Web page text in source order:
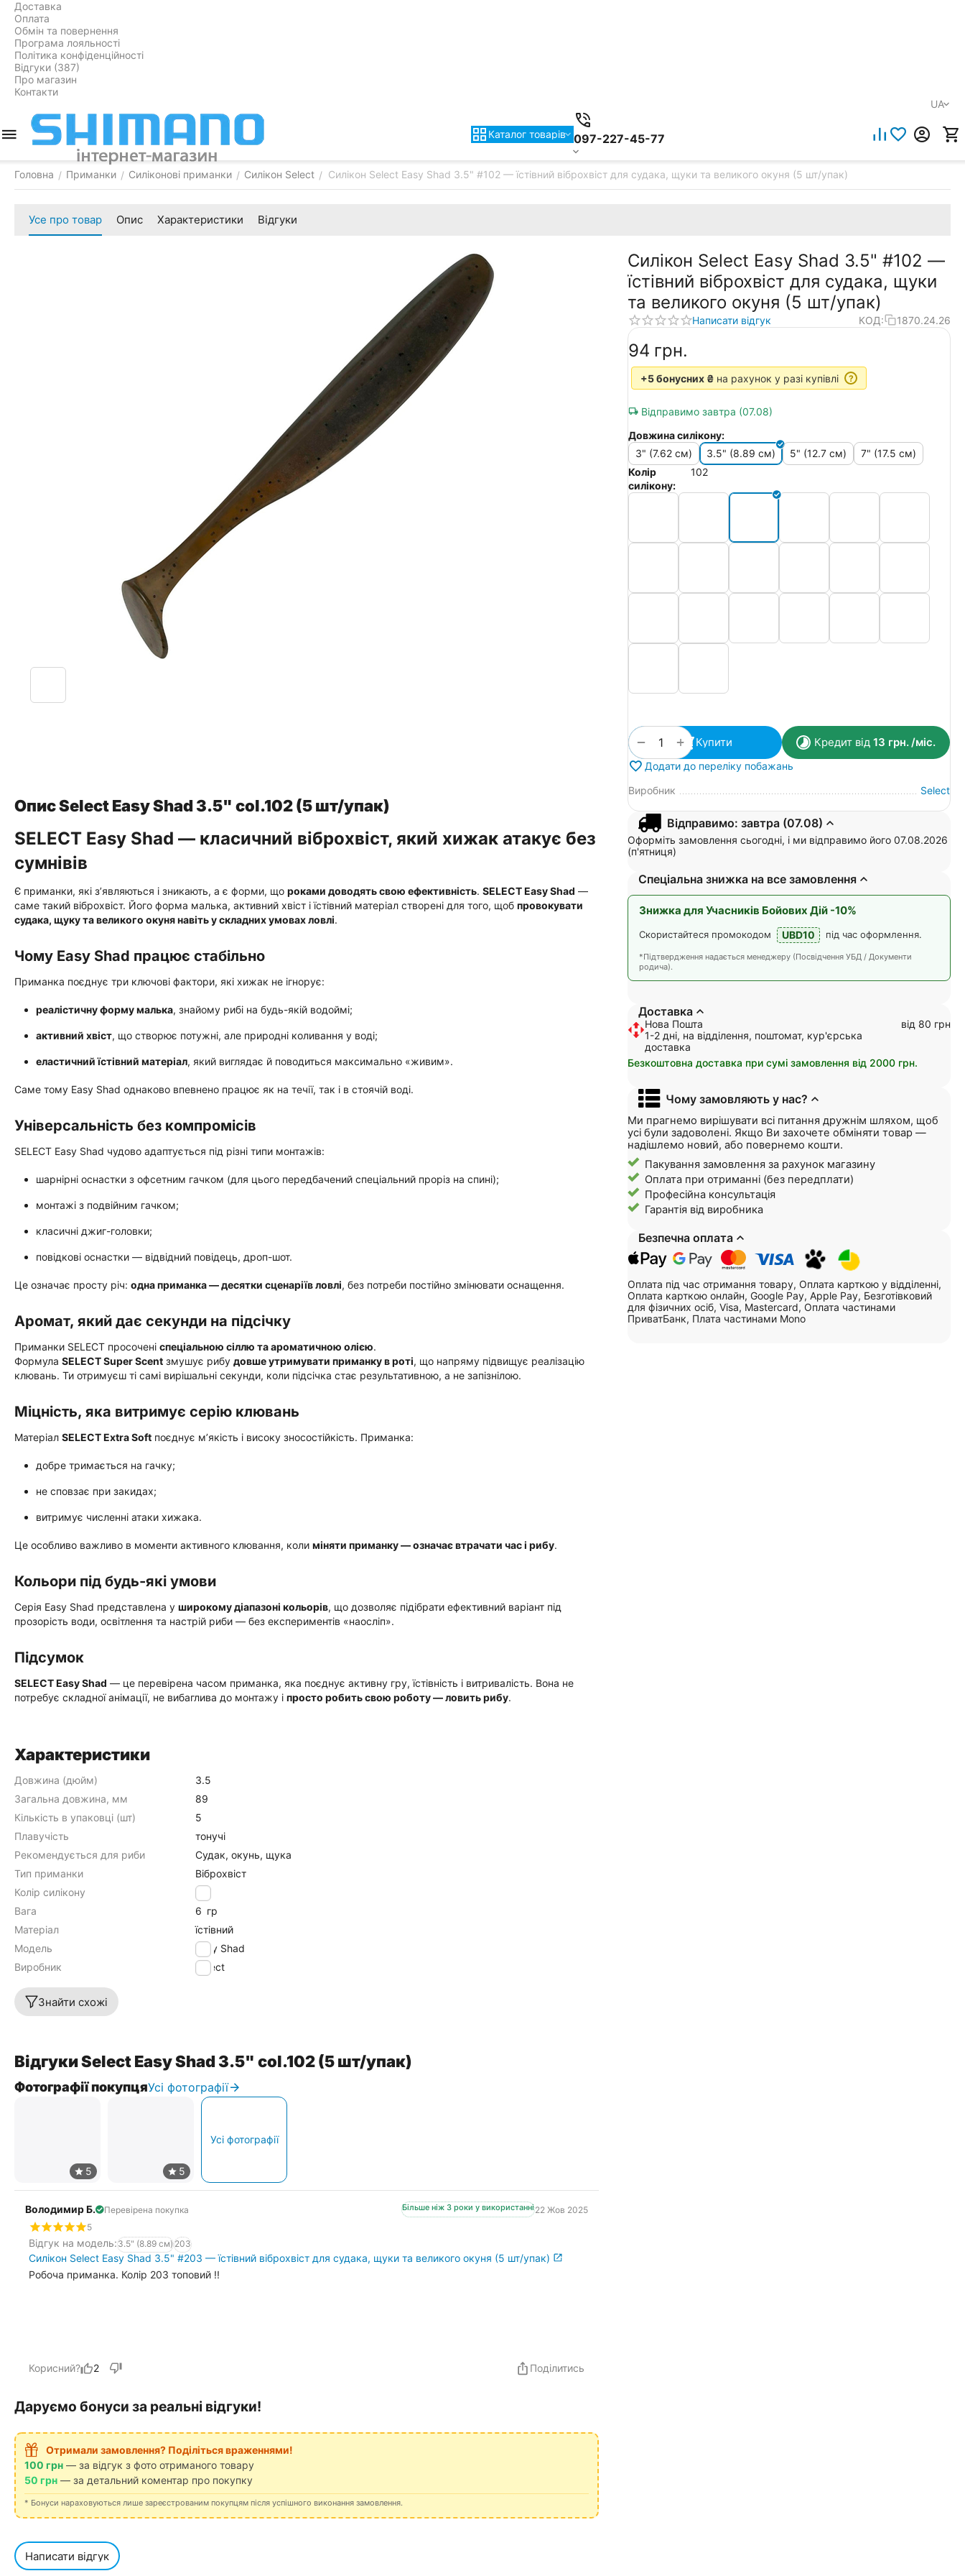
Доставка
Оплата
Обмін та повернення
Програма лояльності
Політика конфіденційності
Відгуки (387)
Про магазин
Контакти
UA
Каталог товарiв 097-227-45-77
Головна / Приманки / Силіконові приманки / Силікон Select / Силікон Select Easy Shad 3.5" #102 — їстівний віброхвіст для судака, щуки та великого окуня (5 шт/упак)
Усе про товар Опис Характеристики Відгуки
Силікон Select Easy Shad 3.5" #102 —
їстівний віброхвіст для судака, щуки
та великого окуня (5 шт/упак)
Написати відгук КОД: 1870.24.26
‍94‍ грн.
+5 бонусних ₴ на рахунок у разі купівлі ?
Відправимо завтра (07.08)
Довжина силікону:
3" (7.62 см)
3.5" (8.89 см) 5" (12.7 см)
7" (17.5 см)
Колір
силікону:
102
+
− Купити Кредит від 13 грн./міс.
Додати до переліку побажань
Виробник
Select
Відправимо: завтра (07.08)
Оформіть замовлення сьогодні, і ми відправимо його 07.08.2026
(п'ятниця)
Спеціальна знижка на все замовлення
Знижка для Учасників Бойових Дій -10%
Скористайтеся промокодом UBD10 під час оформлення.
*Підтвердження надається менеджеру (Посвідчення УБД / Документи
родича).
Доставка
Нова Пошта
1-2 дні, на відділення, поштомат, кур'єрська
доставка
від 80 грн
Безкоштовна доставка при сумі замовлення від 2000 грн.
Чому замовляють у нас?
Ми прагнемо вирішувати всі питання дружнім шляхом, щоб
усі були задоволені. Якщо Ви захочете обміняти товар —
надішлемо новий, або повернемо кошти.
Пакування замовлення за рахунок магазину
Оплата при отриманні (без передплати)
Професійна консультація
Гарантія від виробника
Безпечна оплата
Оплата під час отримання товару, Оплата карткою у відділенні,
Оплата карткою онлайн, Google Pay, Apple Pay, Безготівковий
для фізичних осіб, Visa, Mastercard, Оплата частинами
ПриватБанк, Плата частинами Mono
Опис Select Easy Shad 3.5" col.102 (5 шт/упак)
SELECT Easy Shad — класичний віброхвіст, який хижак атакує без
сумнівів
Є приманки, які з’являються і зникають, а є форми, що роками доводять свою ефективність. SELECT Easy Shad —
саме такий віброхвіст. Його форма малька, активний хвіст і їстівний матеріал створені для того, щоб провокувати
судака, щуку та великого окуня навіть у складних умовах ловлі.
Чому Easy Shad працює стабільно
Приманка поєднує три ключові фактори, які хижак не ігнорує:
реалістичну форму малька, знайому рибі на будь-якій водоймі;
активний хвіст, що створює потужні, але природні коливання у воді;
еластичний їстівний матеріал, який виглядає й поводиться максимально «живим».
Саме тому Easy Shad однаково впевнено працює як на течії, так і в стоячій воді.
Універсальність без компромісів
SELECT Easy Shad чудово адаптується під різні типи монтажів:
шарнірні оснастки з офсетним гачком (для цього передбачений спеціальний проріз на спині);
монтажі з подвійним гачком;
класичні джиг-головки;
повідкові оснастки — відвідний повідець, дроп-шот.
Це означає просту річ: одна приманка — десятки сценаріїв ловлі, без потреби постійно змінювати оснащення.
Аромат, який дає секунди на підсічку
Приманки SELECT просочені спеціальною сіллю та ароматичною олією.
Формула SELECT Super Scent змушує рибу довше утримувати приманку в роті, що напряму підвищує реалізацію
клювань. Ти отримуєш ті самі вирішальні секунди, коли підсічка стає результативною, а не запізнілою.
Міцність, яка витримує серію клювань
Матеріал SELECT Extra Soft поєднує м’якість і високу зносостійкість. Приманка:
добре тримається на гачку;
не сповзає при закидах;
витримує численні атаки хижака.
Це особливо важливо в моменти активного клювання, коли міняти приманку — означає втрачати час і рибу.
Кольори під будь-які умови
Серія Easy Shad представлена у широкому діапазоні кольорів, що дозволяє підібрати ефективний варіант під
прозорість води, освітлення та настрій риби — без експериментів «наосліп».
Підсумок
SELECT Easy Shad — це перевірена часом приманка, яка поєднує активну гру, їстівність і витривалість. Вона не
потребує складної анімації, не вибаглива до монтажу і просто робить свою роботу — ловить рибу.
Характеристики
Довжина (дюйм)
3.5
Загальна довжина, мм
89
Кількість в упаковці (шт)
5
Плавучість
тонучі
Рекомендується для риби
Судак, окунь, щука
Тип приманки
Віброхвіст
Колір силікону
102
Вага
6 гр
Матеріал
їстівний
Модель
Easy Shad
Виробник
Select
Знайти схожі
Відгуки Select Easy Shad 3.5" col.102 (5 шт/упак)
Фотографії покупцяУсі фотографії
Усі фотографії
Володимир Б. Перевірена покупка Більше ніж 3 роки у використанні22 Жов 2025
5
Відгук на модель:3.5" (8.89 см) 203
Силікон Select Easy Shad 3.5" #203 — їстівний віброхвіст для судака, щуки та великого окуня (5 шт/упак)
Робоча приманка. Колір 203 топовий !!
Корисний? 2 Поділитись
Даруємо бонуси за реальні відгуки!
Отримали замовлення? Поділіться враженнями!
100 грн — за відгук з фото отриманого товару
50 грн — за детальний коментар про покупку
* Бонуси нараховуються лише зареєстрованим покупцям після успішного виконання замовлення.
Написати відгук